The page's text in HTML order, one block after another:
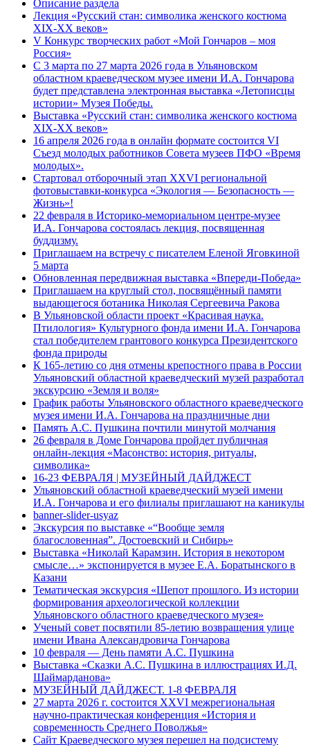
Описание раздела
Лекция «Русский стан: символика женского костюма
XIX-XX веков»
V Конкурс творческих работ «Мой Гончаров – моя
Россия»
С 3 марта по 27 марта 2026 года в Ульяновском
областном краеведческом музее имени И.А. Гончарова
будет представлена электронная выставка «Летописцы
истории» Музея Победы.
Выставка «Русский стан: символика женского костюма
XIX-XX веков»
16 апреля 2026 года в онлайн формате состоится VI
Съезд молодых работников Совета музеев ПФО «Время
молодых».
Стартовал отборочный этап XXVI региональной
фотовыставки-конкурса «Экология — Безопасность —
Жизнь»!
22 февраля в Историко-мемориальном центре-музее
И.А. Гончарова состоялась лекция, посвященная
буддизму.
Приглашаем на встречу с писателем Еленой Яговкиной
5 марта
Обновленная передвижная выставка «Впереди-Победа»
Приглашаем на круглый стол, посвящённый памяти
выдающегося ботаника Николая Сергеевича Ракова
В Ульяновской области проект «Красивая наука.
Птилология» Культурного фонда имени И.А. Гончарова
стал победителем грантового конкурса Президентского
фонда природы
К 165-летию со дня отмены крепостного права в России
Ульяновский областной краеведческий музей разработал
экскурсию «Земля и воля»
График работы Ульяновского областного краеведческого
музея имени И.А. Гончарова на праздничные дни
Память А.С. Пушкина почтили минутой молчания
26 февраля в Доме Гончарова пройдет публичная
онлайн-лекция «Масонство: история, ритуалы,
символика»
16-23 ФЕВРАЛЯ | МУЗЕЙНЫЙ ДАЙДЖЕСТ
Ульяновский областной краеведческий музей имени
И.А. Гончарова и его филиалы приглашают на каникулы
banner-slider-usyaz
Экскурсия по выставке «“Вообще земля
благословенная”. Достоевский и Сибирь»
Выставка «Николай Карамзин. История в некотором
смысле…» экспонируется в музее Е.А. Боратынского в
Казани
Тематическая экскурсия «Шепот прошлого. Из истории
формирования археологической коллекции
Ульяновского областного краеведческого музея»
Ученый совет посвятили 85-летию возвращения улице
имени Ивана Александровича Гончарова
10 февраля — День памяти А.С. Пушкина
Выставка «Сказки А.С. Пушкина в иллюстрациях И.Д.
Шаймарданова»
МУЗЕЙНЫЙ ДАЙДЖЕСТ. 1-8 ФЕВРАЛЯ
27 марта 2026 г. состоится XXVI межрегиональная
научно-практическая конференция «История и
современность Среднего Поволжья»
Сайт Краеведческого музея перешел на подсистему